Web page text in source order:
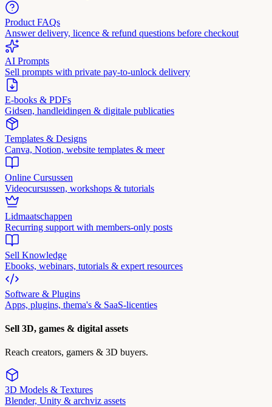
Product FAQs
Answer delivery, licence & refund questions before checkout
AI Prompts
Sell prompts with private pay-to-unlock delivery
E-books & PDFs
Gidsen, handleidingen & digitale publicaties
Templates & Designs
Canva, Notion, website templates & meer
Online Cursussen
Videocursussen, workshops & tutorials
Lidmaatschappen
Recurring support with members-only posts
Sell Knowledge
Ebooks, webinars, tutorials & expert resources
Software & Plugins
Apps, plugins, thema's & SaaS-licenties
Sell 3D, games & digital assets
Reach creators, gamers & 3D buyers.
3D Models & Textures
Blender, Unity & archviz assets